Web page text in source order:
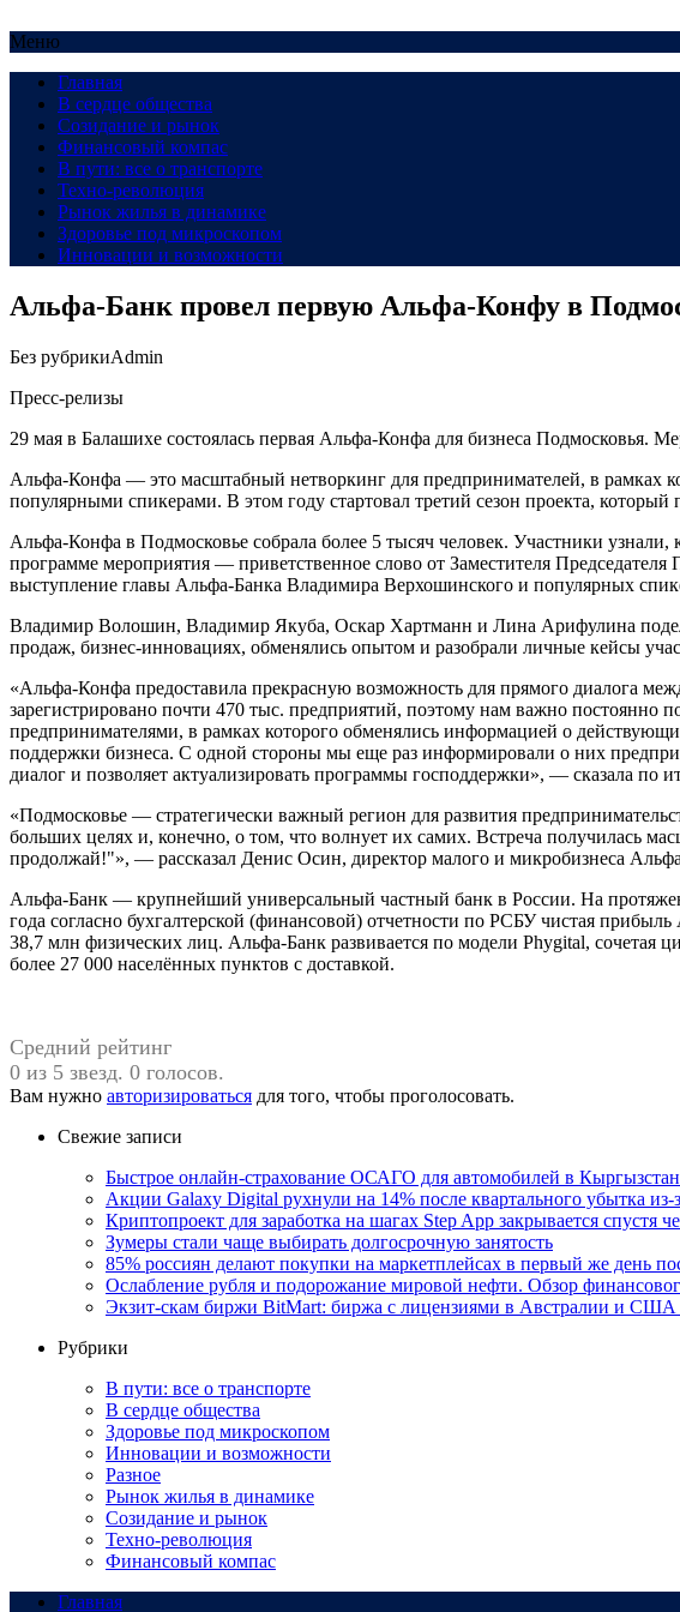
Меню
Главная
В сердце общества
Созидание и рынок
Финансовый компас
В пути: все о транспорте
Техно-революция
Рынок жилья в динамике
Здоровье под микроскопом
Инновации и возможности
Альфа-Банк провел первую Альфа-Конфу в
Без рубрикиAdmin
Пресс-релизы
29 мая в Балашихе состоялась первая Альфа-Конфа для бизнеса Подмосковья.
Альфа-Конфа — это масштабный нетворкинг для предпринимателей, в рамках
популярными спикерами. В этом году стартовал третий сезон проекта,
Альфа-Конфа в Подмосковье собрала более 5 тысяч человек. Участники
программе мероприятия — приветственное слово от Заместителя
выступление главы Альфа-Банка Владимира Верхошинского и популярных
Владимир Волошин, Владимир Якуба, Оскар Хартманн и Лина Арифулина
продаж, бизнес-инновациях, обменялись опытом и разобрали личные кейсы
«Альфа-Конфа предоставила прекрасную возможность для прямого диалога
зарегистрировано почти 470 тыс. предприятий, поэтому нам важно постоянно
предпринимателями, в рамках которого обменялись информацией о
поддержки бизнеса. С одной стороны мы еще раз информировали о них
диалог и позволяет актуализировать программы господдержки», — сказала по
«Подмосковье — стратегически важный регион для развития
больших целях и, конечно, о том, что волнует их самих. Встреча получилась
продолжай!"», — рассказал Денис Осин, директор малого и микробизнеса
Альфа-Банк — крупнейший универсальный частный банк в России. На
года согласно бухгалтерской (финансовой) отчетности по РСБУ чистая
38,7 млн физических лиц. Альфа-Банк развивается по модели Phygital, сочетая
более 27 000 населённых пунктов с доставкой.
Средний рейтинг
0 из 5 звезд. 0 голосов.
Вам нужно авторизироваться для того, чтобы проголосовать.
Свежие записи
Быстрое онлайн-страхование ОСАГО для автомобилей в
Акции Galaxy Digital рухнули на 14% после квартального убытка из-
Криптопроект для заработка на шагах Step App закрывается спустя
Зумеры стали чаще выбирать долгосрочную занятость
85% россиян делают покупки на маркетплейсах в первый же день
Ослабление рубля и подорожание мировой нефти. Обзор
Экзит-скам биржи BitMart: биржа с лицензиями в Австралии и США
Рубрики
В пути: все о транспорте
В сердце общества
Здоровье под микроскопом
Инновации и возможности
Разное
Рынок жилья в динамике
Созидание и рынок
Техно-революция
Финансовый компас
Главная